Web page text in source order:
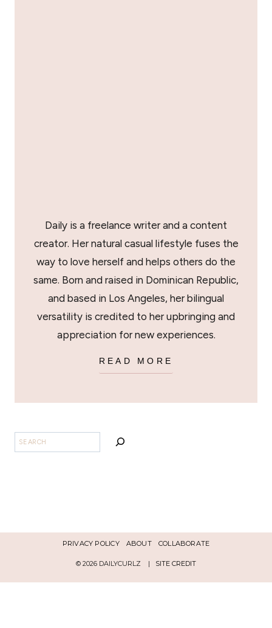
Daily is a freelance writer and a content
creator. Her natural casual lifestyle fuses the
way to love herself and helps others do the
same. Born and raised in Dominican Republic,
and based in Los Angeles, her bilingual
versatility is credited to her upbringing and
appreciation for new experiences.
READ MORE
PRIVACY POLICY ABOUT COLLABORATE
© 2026 DAILYCURLZ | SITE CREDIT